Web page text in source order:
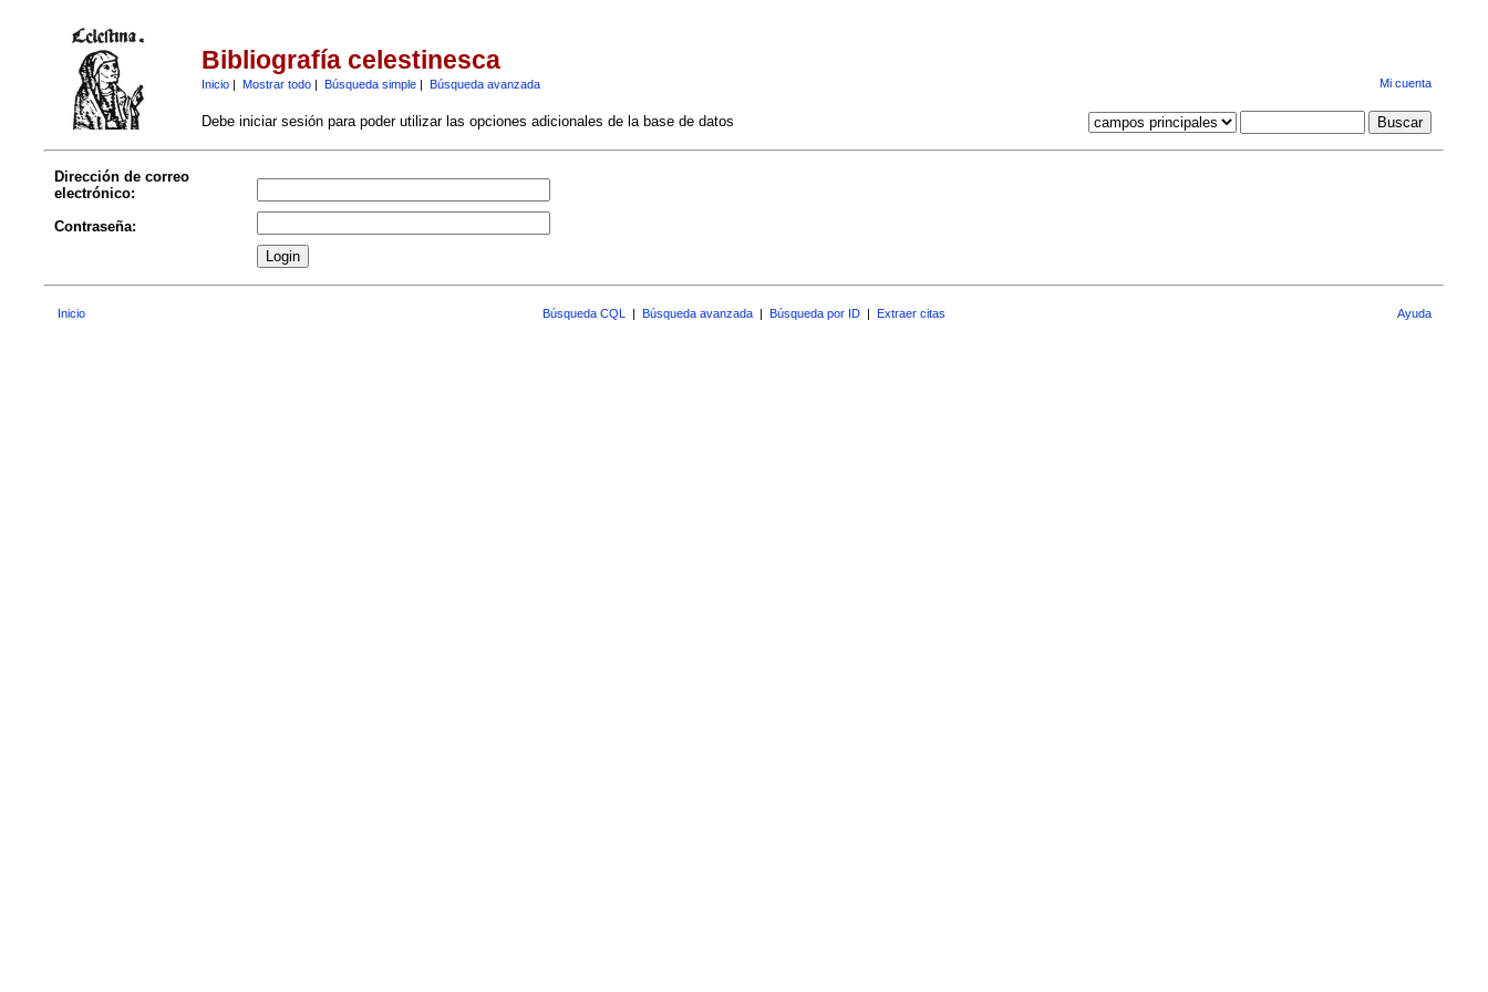
Bibliografía celestinesca
Inicio| Mostrar todo| Búsqueda simple| Búsqueda avanzada Mi cuenta
Debe iniciar sesión para poder utilizar las opciones adicionales de la base de datos
Dirección de correo
electrónico:
Contraseña:
Inicio Búsqueda CQL | Búsqueda avanzada | Búsqueda por ID | Extraer citas Ayuda